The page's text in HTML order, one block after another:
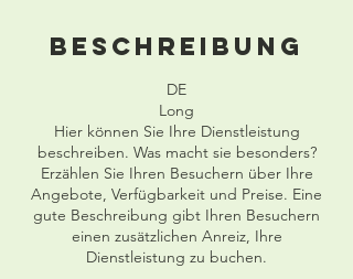
Beschreibung
DE
Long
Hier können Sie Ihre Dienstleistung
beschreiben. Was macht sie besonders?
Erzählen Sie Ihren Besuchern über Ihre
Angebote, Verfügbarkeit und Preise. Eine
gute Beschreibung gibt Ihren Besuchern
einen zusätzlichen Anreiz, Ihre
Dienstleistung zu buchen.